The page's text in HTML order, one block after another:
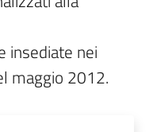
insediate nei
maggio 2012.